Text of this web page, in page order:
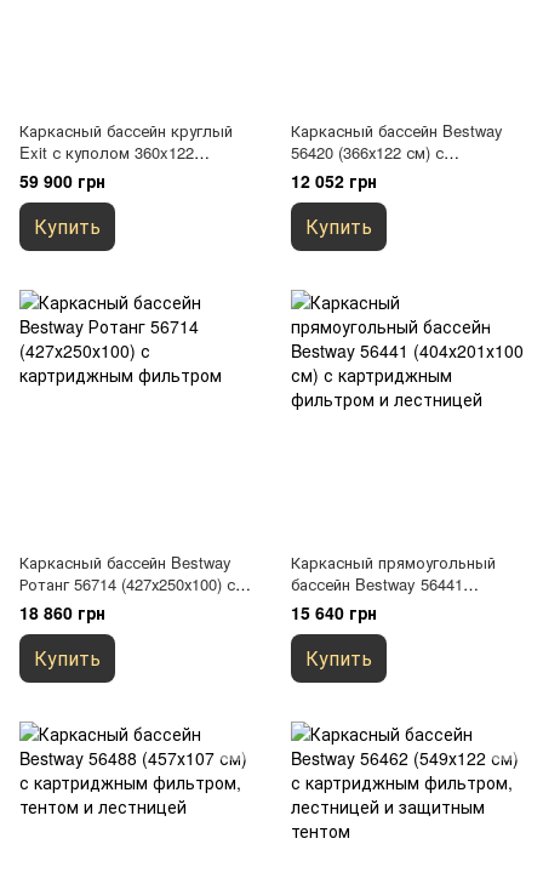
Каркасный бассейн круглый
Exit с куполом 360x122
дерево
59 900 грн
Купить
Каркасный бассейн Bestway
56420 (366х122 см) с
картриджным фильтром,
тентом и лестницей
12 052 грн
Купить
Каркасный бассейн Bestway
Ротанг 56714 (427х250х100) с
картриджным фильтром
18 860 грн
Купить
Каркасный прямоугольный
бассейн Bestway 56441
(404х201х100 см) с
картриджным фильтром и
лестницей
15 640 грн
Купить